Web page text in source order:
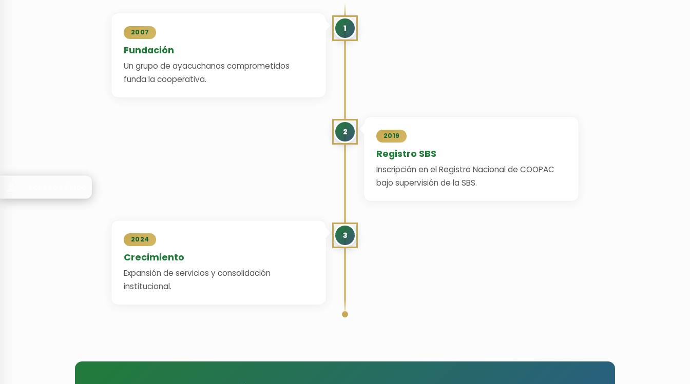
1
2007
Fundación
Un grupo de ayacuchanos comprometidos
funda la cooperativa.
2 2019
Registro SBS
Inscripción en el Registro Nacional de COOPAC
bajo supervisión de la SBS.
3
2024
Crecimiento
Expansión de servicios y consolidación
institucional.